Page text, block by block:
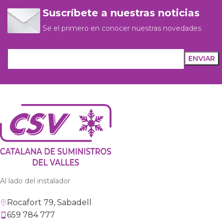
Suscríbete a nuestras noticias
Se el primero en conocer nuestras novedades
Al lado del instalador
Rocafort 79, Sabadell
659 784 777